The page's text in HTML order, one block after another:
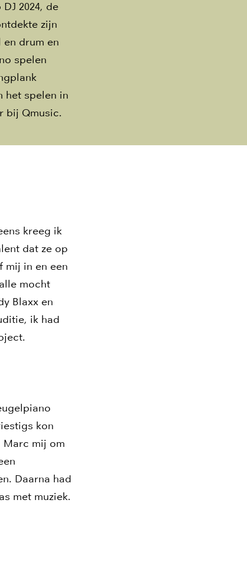
2024, de
zijn
drum en
spelen
het spelen in
bij Qmusic.
kreeg ik
dat ze op
mij in en een
mocht
Blaxx en
ik had
kon
Marc mij om
Daarna had
met muziek.